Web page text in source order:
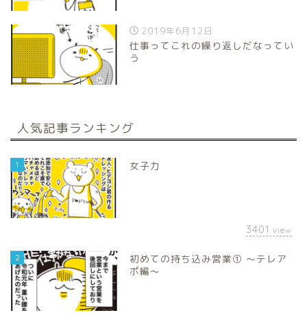
2019年6月12日
仕事ってこれの繰り返しだなってい
う
人気記事ランキング
1 女子力
3401 view
2
初めての持ち込み営業① 〜テレア
ポ編〜